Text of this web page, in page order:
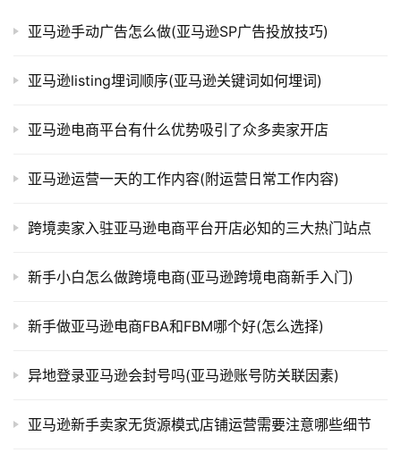
亚马逊手动广告怎么做(亚马逊SP广告投放技巧)
亚马逊listing埋词顺序(亚马逊关键词如何埋词)
亚马逊电商平台有什么优势吸引了众多卖家开店
亚马逊运营一天的工作内容(附运营日常工作内容)
跨境卖家入驻亚马逊电商平台开店必知的三大热门站点
新手小白怎么做跨境电商(亚马逊跨境电商新手入门)
新手做亚马逊电商FBA和FBM哪个好(怎么选择)
异地登录亚马逊会封号吗(亚马逊账号防关联因素)
亚马逊新手卖家无货源模式店铺运营需要注意哪些细节